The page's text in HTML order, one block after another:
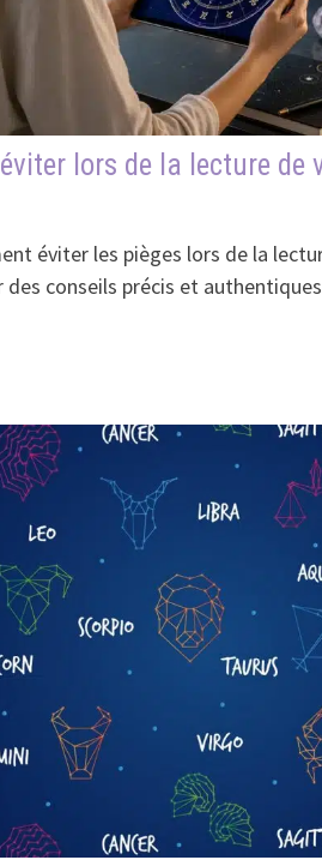
lors de la lecture de
éviter les pièges lors de la
conseils précis et